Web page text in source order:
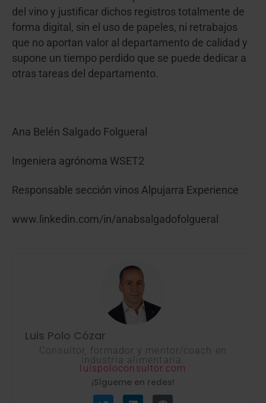
del vino y justificar dichos registros totalmente de
forma digital, sin el uso de papeles, ni retrabajos
que no aportan valor al departamento de calidad y
supone un tiempo perdido que se puede dedicar a
otras tareas del departamento.
Ana Belén Salgado Folgueral
Ingeniera agrónoma WSET2
Responsable sección vinos Alpujarra Experience
www.linkedin.com/in/anabsalgadofolgueral
Luis Polo Cózar
Consultor, formador y mentor/coach en
industria alimentaria.
luispoloconsultor.com
¡Sígueme en redes!
T